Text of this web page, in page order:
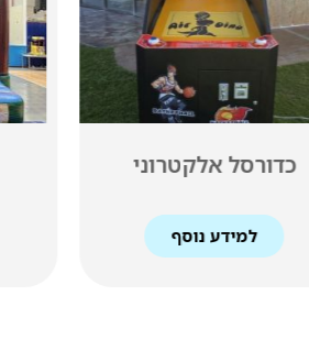
קפיצות דינוזאור
למידע נוסף